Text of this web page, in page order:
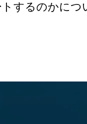
するのかにつ